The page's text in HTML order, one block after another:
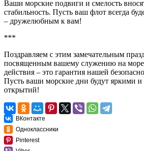
Ваши морские подвиги и смелость
стабильность. Пусть ваш флот всегда
– дружелюбным к вам!
***
Поздравляем с этим замечательным
посвященным вашему служению на
действия – это гарантия нашей
Пусть ваши морские дни будут яркими
открытий!
ВКонтакте
Одноклассники
Pinterest